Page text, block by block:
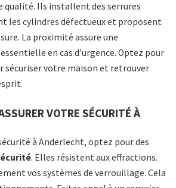
qualité. Ils installent des serrures
les cylindres défectueux et proposent
La proximité assure une
en cas d’urgence. Optez pour
sécuriser votre maison et retrouver
VOTRE SÉCURITÉ À
à Anderlecht, optez pour des
. Elles résistent aux effractions.
vos systèmes de verrouillage. Cela